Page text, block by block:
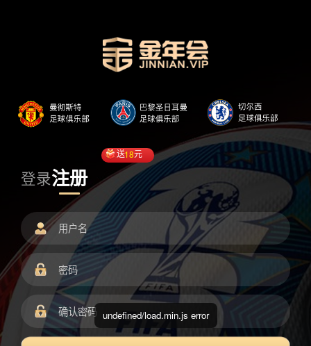
登录注册
送18元
undefined/load.min.js error